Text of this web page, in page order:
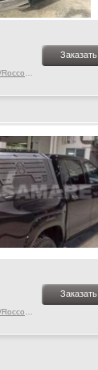
Заказать
Заказать